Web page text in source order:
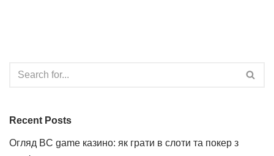
Recent Posts
Огляд BC game казино: як грати в слоти та покер з